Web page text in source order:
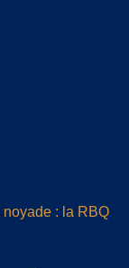
: la RBQ